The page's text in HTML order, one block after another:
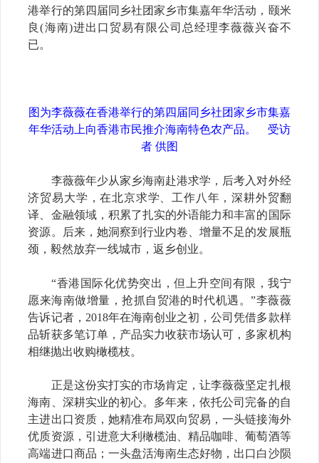
港举行的第四届同乡社团家乡市集嘉年华活动，颐米
良(海南)进出口贸易有限公司总经理李薇薇兴奋不
已。
图为李薇薇在香港举行的第四届同乡社团家乡市集嘉
年华活动上向香港市民推介海南特色农产品。 受访
者 供图
李薇薇年少从家乡海南赴港求学，后考入对外经
济贸易大学，在北京求学、工作八年，深耕外贸翻
译、金融领域，积累了扎实的外语能力和丰富的国际
资源。后来，她洞察到行业内卷、增量不足的发展瓶
颈，毅然放弃一线城市，返乡创业。
“香港国际化优势突出，但上升空间有限，我宁
愿来海南做增量，抢抓自贸港的时代机遇。”李薇薇
告诉记者，2018年在海南创业之初，公司凭借多款样
品斩获多笔订单，产品实力收获市场认可，多家机构
相继抛出收购橄榄枝。
正是这份实打实的市场肯定，让李薇薇坚定扎根
海南、深耕实业的初心。多年来，依托公司完备的自
主进出口资质，她精准布局双向贸易，一头链接海外
优质资源，引进意大利橄榄油、精品咖啡、葡萄酒等
高端进口商品；一头盘活海南生态好物，出口白沙陨